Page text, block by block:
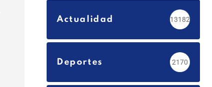
Actualidad 13182
Deportes 2170